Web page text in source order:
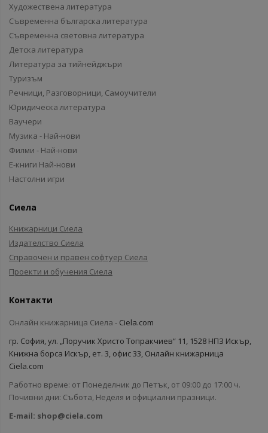
Художествена литература
Съвременна българска литература
Съвременна световна литература
Детска литература
Литература за тийнейджъри
Туризъм
Речници, Разговорници, Самоучители
Юридическа литература
Ваучери
Музика - Най-нови
Филми - Най-нови
Е-книги Най-нови
Настолни игри
Сиела
Книжарници Сиела
Издателство Сиела
Справочен и правен софтуер Сиела
Проекти и обучения Сиела
Контакти
Онлайн книжарница Сиела - Ciela.com
гр. София, ул. „Поручик Христо Топракчиев“ 11, 1528 НПЗ Искър,
Книжна борса Искър, ет. 3, офис 33, Онлайн книжарница
Ciela.com
Работно време: от Понеделник до Петък, от 09:00 до 17:00 ч.
Почивни дни: Събота, Неделя и официални празници.
E-mail: shop@ciela.com